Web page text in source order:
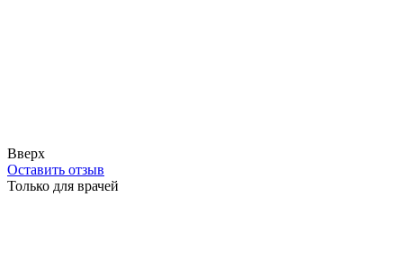
Вверх
Оставить отзыв
Только для врачей